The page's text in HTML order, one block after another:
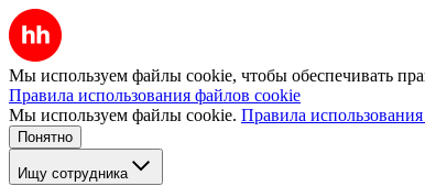
Мы используем файлы cookie, чтобы обеспечивать
Правила использования файлов cookie
Мы используем файлы cookie. Правила
Понятно
Ищу сотрудника